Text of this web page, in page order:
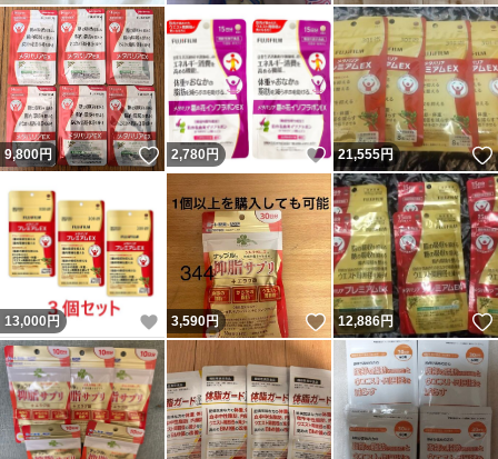
9,800円 いいね！
2,780円 いいね！
21,555円
13,000 円 いいね！
3,590円 いいね！
12,886円